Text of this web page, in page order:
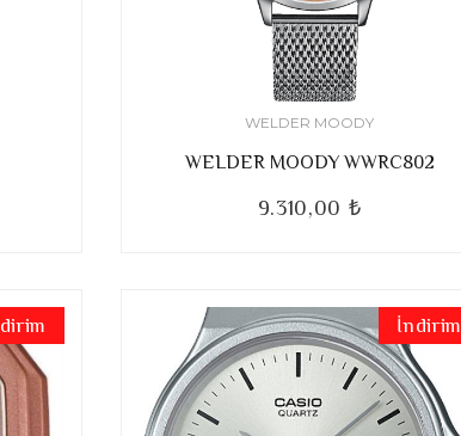
WELDER MOODY
WELDER MOODY WWRC802
9.310,00 ₺
İndirim